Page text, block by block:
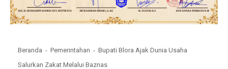
Beranda Pemerintahan
Bupati Blora Ajak Dunia Usaha
Salurkan Zakat Melalui Baznas